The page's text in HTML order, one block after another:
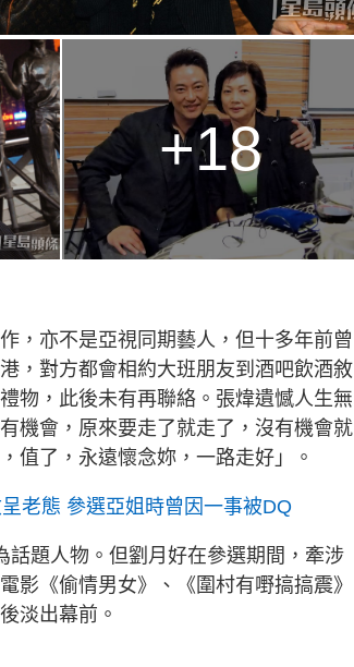
+18
，亦不是亞視同期藝人，但十多年前曾
，對方都會相約大班朋友到酒吧飲酒敘
物，此後未有再聯絡。張煒遺憾人生無
機會，原來要走了就走了，沒有機會就
值了，永遠懷念妳，一路走好」。
老態 參選亞姐時曾因一事被DQ
題人物。但劉月好在參選期間，牽涉
影《偷情男女》、《圍村有嘢搞搞震》
淡出幕前。